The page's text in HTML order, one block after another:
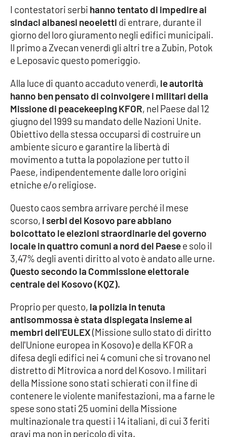
Politica
Sanità
Sport
RUBRICHE
Good Morning Vietnam
Parchi Marini Calabria
Leggendo Alvaro insieme
Imprese Di Calabria
Le perfidie di Antonella Grippo
Venti di comunicazione
STREAMING
LaC TV
LaC Network
LaC OnAir
I contestatori serbi hanno tentato di impedire ai
sindaci albanesi neoeletti di entrare, durante il
giorno del loro giuramento negli edifici municipali.
Il primo a Zvecan venerdì gli altri tre a Zubin, Potok
e Leposavic questo pomeriggio.
Alla luce di quanto accaduto venerdì, le autorità
hanno ben pensato di coinvolgere i militari della
Missione di peacekeeping KFOR, nel Paese dal 12
giugno del 1999 su mandato delle Nazioni Unite.
Obiettivo della stessa occuparsi di costruire un
ambiente sicuro e garantire la libertà di
movimento a tutta la popolazione per tutto il
Paese, indipendentemente dalle loro origini
etniche e/o religiose.
Questo caos sembra arrivare perché il mese
scorso, i serbi del Kosovo pare abbiano
boicottato le elezioni straordinarie del governo
locale in quattro comuni a nord del Paesee solo il
3,47% degli aventi diritto al voto è andato alle urne.
Questo secondo la Commissione elettorale
centrale del Kosovo (KQZ).
Proprio per questo, la polizia in tenuta
antisommossa è stata dispiegata insieme ai
membri dell'EULEX(Missione sullo stato di diritto
dell'Unione europea in Kosovo) e della KFOR a
difesa degli edifici nei 4 comuni che si trovano nel
distretto di Mitrovica a nord del Kosovo. I militari
della Missione sono stati schierati con il fine di
contenere le violente manifestazioni, ma a farne le
spese sono stati 25 uomini della Missione
multinazionale tra questi i 14 italiani, di cui 3 feriti
gravi ma non in pericolo di vita.